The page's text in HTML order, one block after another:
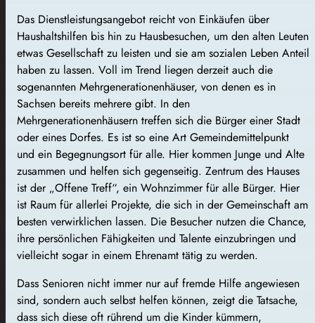
Das Dienstleistungsangebot reicht von Einkäufen über
Haushaltshilfen bis hin zu Hausbesuchen, um den alten Leuten
etwas Gesellschaft zu leisten und sie am sozialen Leben Anteil
haben zu lassen. Voll im Trend liegen derzeit auch die
sogenannten Mehrgenerationenhäuser, von denen es in
Sachsen bereits mehrere gibt. In den
Mehrgenerationenhäusern treffen sich die Bürger einer Stadt
oder eines Dorfes. Es ist so eine Art Gemeindemittelpunkt
und ein Begegnungsort für alle. Hier kommen Junge und Alte
zusammen und helfen sich gegenseitig. Zentrum des Hauses
ist der „Offene Treff“, ein Wohnzimmer für alle Bürger. Hier
ist Raum für allerlei Projekte, die sich in der Gemeinschaft am
besten verwirklichen lassen. Die Besucher nutzen die Chance,
ihre persönlichen Fähigkeiten und Talente einzubringen und
vielleicht sogar in einem Ehrenamt tätig zu werden.
Dass Senioren nicht immer nur auf fremde Hilfe angewiesen
sind, sondern auch selbst helfen können, zeigt die Tatsache,
dass sich diese oft rührend um die Kinder kümmern,